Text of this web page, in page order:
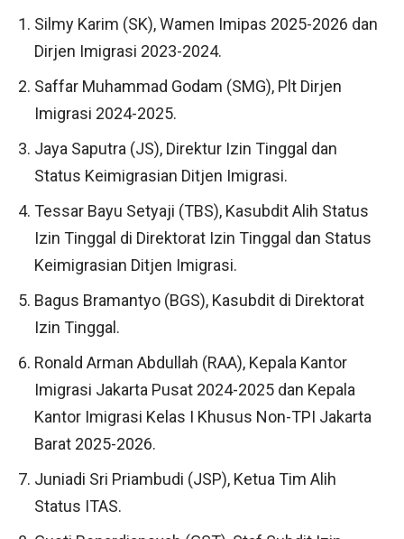
Silmy Karim (SK), Wamen Imipas 2025-2026 dan
Dirjen Imigrasi 2023-2024.
Saffar Muhammad Godam (SMG), Plt Dirjen
Imigrasi 2024-2025.
Jaya Saputra (JS), Direktur Izin Tinggal dan
Status Keimigrasian Ditjen Imigrasi.
Tessar Bayu Setyaji (TBS), Kasubdit Alih Status
Izin Tinggal di Direktorat Izin Tinggal dan Status
Keimigrasian Ditjen Imigrasi.
Bagus Bramantyo (BGS), Kasubdit di Direktorat
Izin Tinggal.
Ronald Arman Abdullah (RAA), Kepala Kantor
Imigrasi Jakarta Pusat 2024-2025 dan Kepala
Kantor Imigrasi Kelas I Khusus Non-TPI Jakarta
Barat 2025-2026.
Juniadi Sri Priambudi (JSP), Ketua Tim Alih
Status ITAS.